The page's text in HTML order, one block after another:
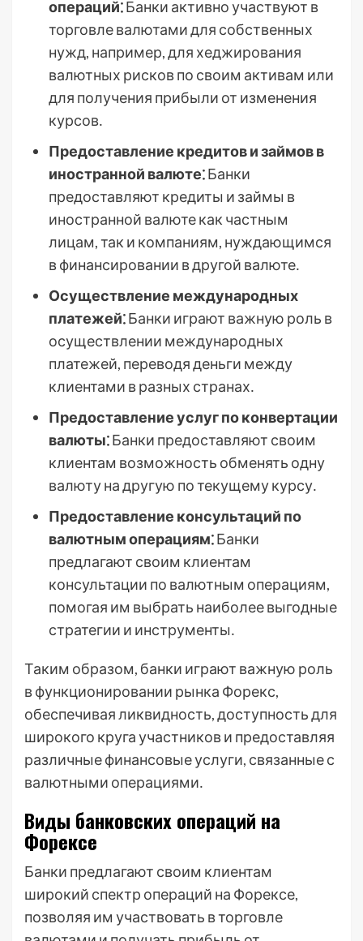
операций⁚Банки активно участвуют в
торговле валютами для собственных
нужд, например, для хеджирования
валютных рисков по своим активам или
для получения прибыли от изменения
курсов․
Предоставление кредитов и займов в
иностранной валюте⁚Банки
предоставляют кредиты и займы в
иностранной валюте как частным
лицам, так и компаниям, нуждающимся
в финансировании в другой валюте․
Осуществление международных
платежей⁚Банки играют важную роль в
осуществлении международных
платежей, переводя деньги между
клиентами в разных странах․
Предоставление услуг по конвертации
валюты⁚Банки предоставляют своим
клиентам возможность обменять одну
валюту на другую по текущему курсу․
Предоставление консультаций по
валютным операциям⁚Банки
предлагают своим клиентам
консультации по валютным операциям,
помогая им выбрать наиболее выгодные
стратегии и инструменты․
Таким образом, банки играют важную роль
в функционировании рынка Форекс,
обеспечивая ликвидность, доступность для
широкого круга участников и предоставляя
различные финансовые услуги, связанные с
валютными операциями․
Виды банковских операций на
Форексе
Банки предлагают своим клиентам
широкий спектр операций на Форексе,
позволяя им участвовать в торговле